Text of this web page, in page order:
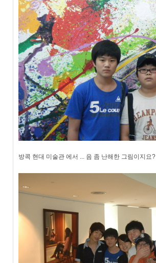
방콕 현대 미술관 에서 ... 음 좀 난해한 그림이지요?